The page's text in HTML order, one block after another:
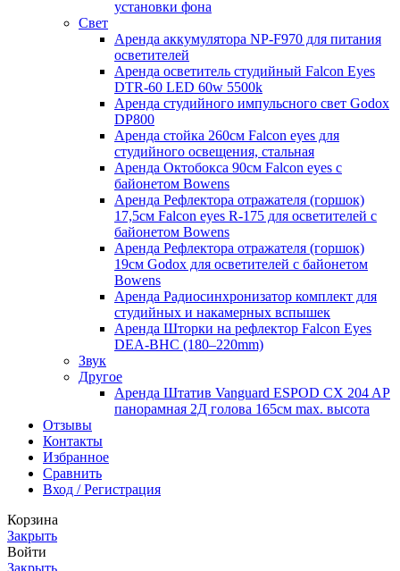
установки фона
Свет
Аренда аккумулятора NP-F970 для питания
осветителей
Аренда осветитель студийный Falcon Eyes
DTR-60 LED 60w 5500k
Аренда студийного импульсного свет Godox
DP800
Аренда стойка 260см Falcon eyes для
студийного освещения, стальная
Аренда Октобокса 90см Falcon eyes с
байонетом Bowens
Аренда Рефлектора отражателя (горшок)
17,5см Falcon eyes R-175 для осветителей с
байонетом Bowens
Аренда Рефлектора отражателя (горшок)
19см Godox для осветителей с байонетом
Bowens
Аренда Радиосинхронизатор комплект для
студийных и накамерных вспышек
Аренда Шторки на рефлектор Falcon Eyes
DEA-BHC (180–220mm)
Звук
Другое
Аренда Штатив Vanguard ESPOD CX 204 AP
панорамная 2Д голова 165см max. высота
Отзывы
Контакты
Избранное
Сравнить
Вход / Регистрация
Корзина
Закрыть
Войти
Закрыть